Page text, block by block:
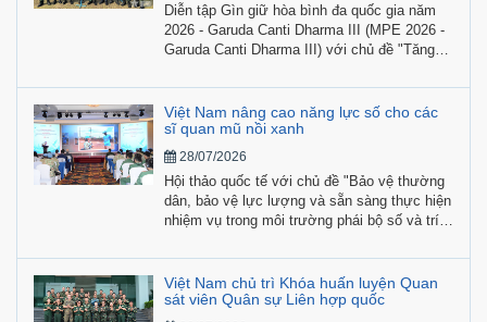
Diễn tập Gìn giữ hòa bình đa quốc gia năm
2026 - Garuda Canti Dharma III (MPE 2026 -
Garuda Canti Dharma III) với chủ đề "Tăng
bình và an ninh quốc tế" được tổ chức từ
ngày 20/7 đến 2/8/2026 tại Indonesia, có sự
tham gia của hơn 700 học viên, giảng viên,
chuyên gia và quân nhân đến từ 22 quốc gia.
Việt Nam nâng cao năng lực số cho các
sĩ quan mũ nồi xanh
28/07/2026
Hội thảo quốc tế với chủ đề "Bảo vệ thường
dân, bảo vệ lực lượng và sẵn sàng thực hiện
nhiệm vụ trong môi trường phái bộ số và trí
hợp cùng UN Women tổ chức trong khuôn
khổ Chương trình Hợp tác và Huấn luyện
Quân sự của Canada (MTCP) đã diễn ra sáng
28/7, tại Hà Nội.
Việt Nam chủ trì Khóa huấn luyện Quan
sát viên Quân sự Liên hợp quốc